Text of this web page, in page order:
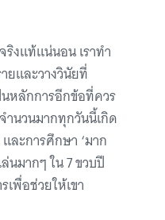
ริงแท้แน่นอน เราทำ
และวางวินัยที่
หลักการอีกข้อที่ควร
นวนมากทุกวันนี้เกิด
ะการศึกษา ‘มาก
นมากๆ ใน 7 ขวบปี
พื่อช่วยให้เขา